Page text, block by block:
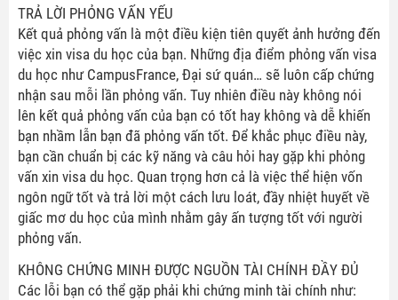
TRẢ LỜI PHỎNG VẤN YẾU
Kết quả phỏng vấn là một điều kiện tiên quyết ảnh hưởng đến
việc xin visa du học của bạn. Những địa điểm phỏng vấn visa
du học như CampusFrance, Đại sứ quán… sẽ luôn cấp chứng
nhận sau mỗi lần phỏng vấn. Tuy nhiên điều này không nói
lên kết quả phỏng vấn của bạn có tốt hay không và dễ khiến
bạn nhầm lẫn bạn đã phỏng vấn tốt. Để khắc phục điều này,
bạn cần chuẩn bị các kỹ năng và câu hỏi hay gặp khi phỏng
vấn xin visa du học. Quan trọng hơn cả là việc thể hiện vốn
ngôn ngữ tốt và trả lời một cách lưu loát, đầy nhiệt huyết về
giấc mơ du học của mình nhằm gây ấn tượng tốt với người
phỏng vấn.
KHÔNG CHỨNG MINH ĐƯỢC NGUỒN TÀI CHÍNH ĐẦY ĐỦ
Các lỗi bạn có thể gặp phải khi chứng minh tài chính như: